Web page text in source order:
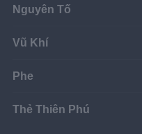
Nguyên Tố
Vũ Khí
Phe
Thẻ Thiên Phú